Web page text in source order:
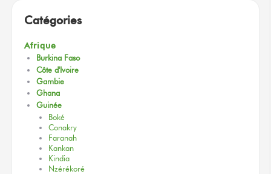
Catégories
Afrique
Burkina Faso
Côte d'Ivoire
Gambie
Ghana
Guinée
Boké
Conakry
Faranah
Kankan
Kindia
Nzérékoré